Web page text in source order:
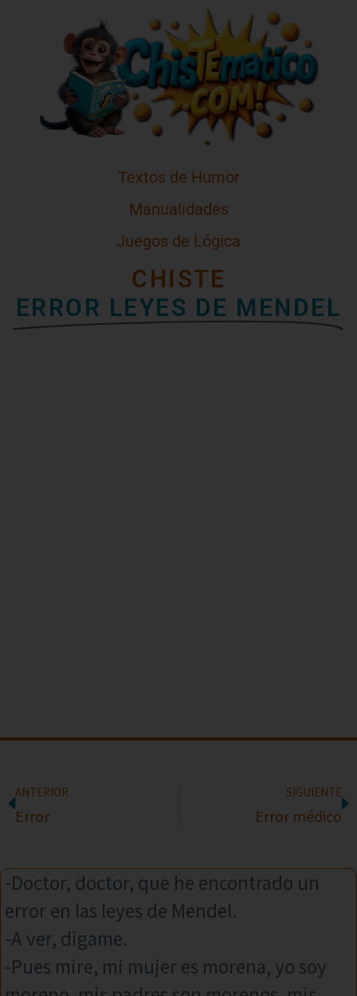
Textos de Humor
Manualidades
Juegos de Lógica
CHISTE
ERROR LEYES DE MENDEL
ANTERIOR
Error
SIGUIENTE
Error médico
-Doctor, doctor, que he encontrado un
error en las leyes de Mendel.
-A ver, digame.
-Pues mire, mi mujer es morena, yo soy